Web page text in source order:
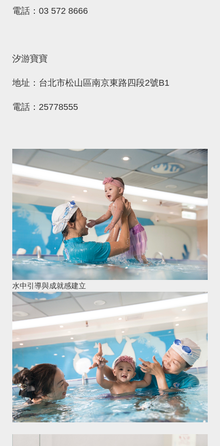
電話：03 572 8666
汐游寶寶
地址：台北市松山區南京東路四段2號B1
電話：25778555
水中引導與成就感建立